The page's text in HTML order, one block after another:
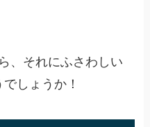
、それにふさわしい
しょうか！